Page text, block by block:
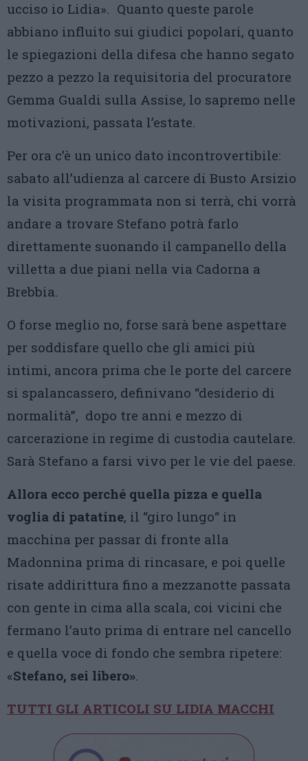
ucciso io Lidia». Quanto queste parole
abbiano influito sui giudici popolari, quanto
le spiegazioni della difesa che hanno segato
pezzo a pezzo la requisitoria del procuratore
Gemma Gualdi sulla Assise, lo sapremo nelle
motivazioni, passata l’estate.
Per ora c’è un unico dato incontrovertibile:
sabato all’udienza al carcere di Busto Arsizio
la visita programmata non si terrà, chi vorrà
andare a trovare Stefano potrà farlo
direttamente suonando il campanello della
villetta a due piani nella via Cadorna a
Brebbia.
O forse meglio no, forse sarà bene aspettare
per soddisfare quello che gli amici più
intimi, ancora prima che le porte del carcere
si spalancassero, definivano “desiderio di
normalità”, dopo tre anni e mezzo di
carcerazione in regime di custodia cautelare.
Sarà Stefano a farsi vivo per le vie del paese.
Allora ecco perché quella pizza e quella
voglia di patatine, il “giro lungo“ in
macchina per passar di fronte alla
Madonnina prima di rincasare, e poi quelle
risate addirittura fino a mezzanotte passata
con gente in cima alla scala, coi vicini che
fermano l’auto prima di entrare nel cancello
e quella voce di fondo che sembra ripetere:
«Stefano, sei libero».
TUTTI GLI ARTICOLI SU LIDIA MACCHI